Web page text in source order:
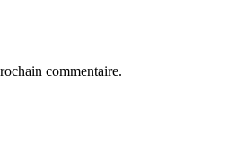
commentaire.